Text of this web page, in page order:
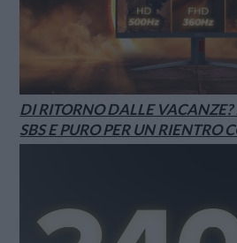
DI RITORNO DALLE
SBS E PURO PER UN RIENTRO